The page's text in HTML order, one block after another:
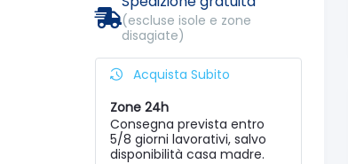
(escluse isole e zone
disagiate)
Acquista Subito
Zone 24h
Consegna prevista entro
5/8 giorni lavorativi, salvo
disponibilità casa madre.